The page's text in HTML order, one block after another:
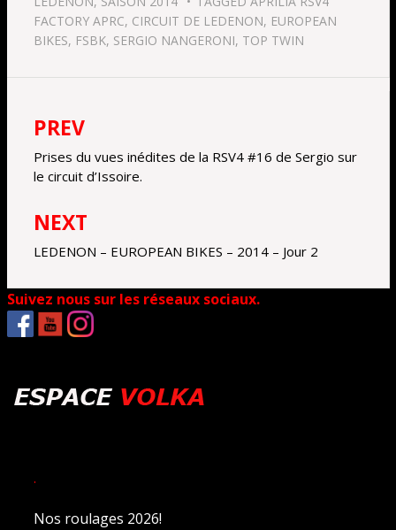
FACTORY APRC, CIRCUIT DE LEDENON, EUROPEAN
BIKES, FSBK, SERGIO NANGERONI, TOP TWIN
Navigation
de
l’article
PREV
Prises du vues inédites de la RSV4 #16 de Sergio sur
le circuit d’Issoire.
NEXT
LEDENON – EUROPEAN BIKES – 2014 – Jour 2
Suivez nous sur les réseaux sociaux.
.
Nos roulages 2026!